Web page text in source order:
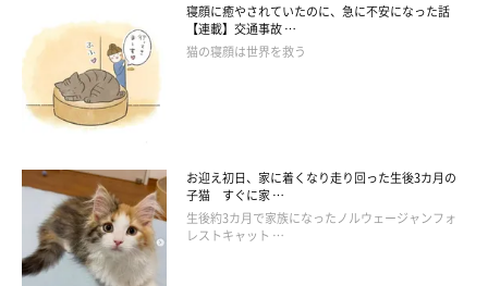
寝顔に癒やされていたのに、急に不安になった話
【連載】交通事故 …
猫の寝顔は世界を救う
お迎え初日、家に着くなり走り回った生後3カ月の
子猫 すぐに家 …
生後約3カ月で家族になったノルウェージャンフォ
レストキャット …